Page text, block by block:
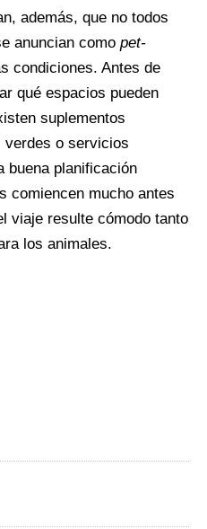
además, que no todos
anuncian como pet-
condiciones. Antes de
qué espacios pueden
suplementos
verdes o servicios
buena planificación
comiencen mucho antes
viaje resulte cómodo tanto
los animales.